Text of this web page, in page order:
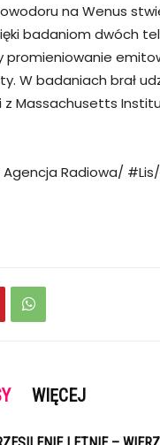
na Wenus
badaniom dwóch
promieniowanie
W badaniach brał
z Massachusetts
Radiowa/
WIĘCEJ